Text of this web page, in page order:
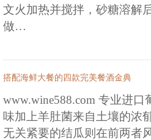
文火加热并搅拌，砂糖溶解
做…
搭配海鲜大餐的四款完美餐酒金典
www.wine588.com 专业进
味加上羊肚菌来自土壤的浓
无关紧要的结瓜则在前两者